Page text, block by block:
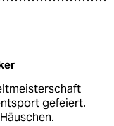
gefeiert.